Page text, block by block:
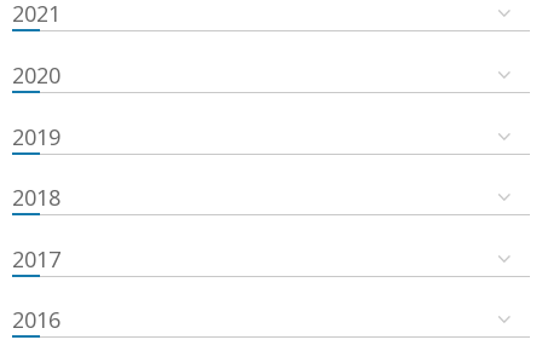
2021
2020
2019
2018
2017
2016